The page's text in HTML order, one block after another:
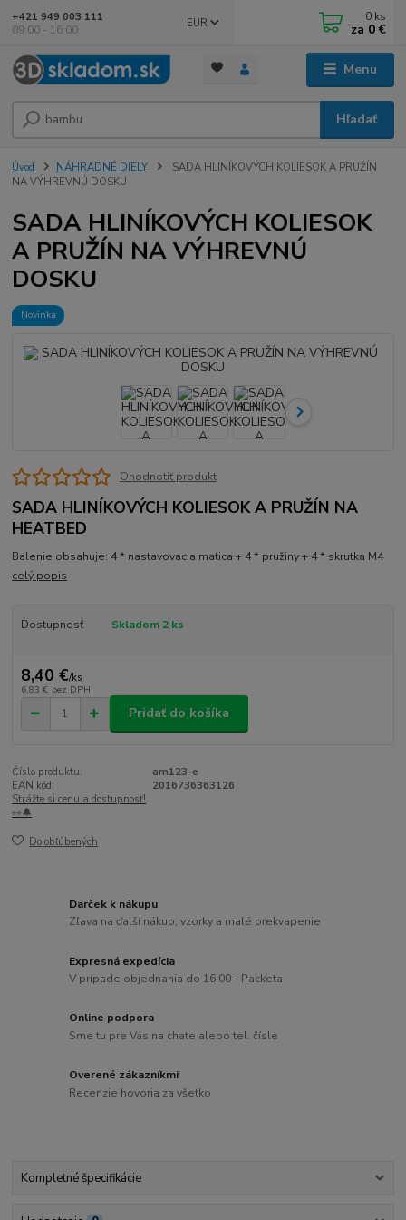
Menu
EUR
Hľadať
+421 949 003 111
09:00 - 16:00
0 ks
za 0 €
Úvod NÁHRADNÉ DIELY
SADA HLINÍKOVÝCH KOLIESOK A PRUŽÍN
NA VÝHREVNÚ DOSKU
SADA HLINÍKOVÝCH KOLIESOK
A PRUŽÍN NA VÝHREVNÚ
DOSKU
Novinka
Ohodnotiť produkt
SADA HLINÍKOVÝCH KOLIESOK A PRUŽÍN NA
HEATBED
Balenie obsahuje: 4 * nastavovacia matica + 4 * pružiny + 4 * skrutka M4
celý popis
Dostupnosť Skladom 2 ks
8,40 €/ks
6,83 € bez DPH
Pridať do košíka
Číslo produktu:
am123-e
EAN kód:
2016736363126
Strážte si cenu a dostupnosť!
👀🔔
Do obľúbených
Darček k nákupu
Zľava na ďalší nákup, vzorky a malé prekvapenie
Expresná expedícia
V prípade objednania do 16:00 - Packeta
Online podpora
Sme tu pre Vás na chate alebo tel. čísle
Overené zákazníkmi
Recenzie hovoria za všetko
Kompletné špecifikácie